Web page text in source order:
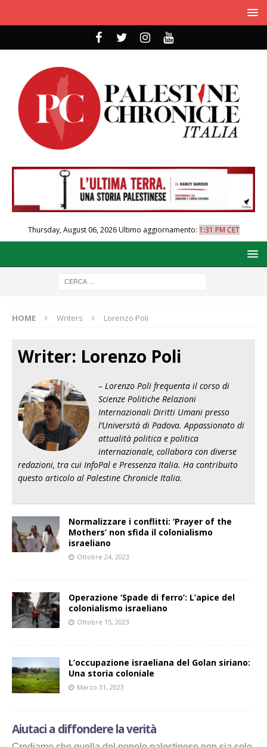
Thursday, August 06, 2026Ultimo aggiornamento: 1:31 PM CET
HOME Writers Lorenzo Poli
Writer: Lorenzo Poli
– Lorenzo Poli frequenta il corso di
Scienze Politiche Relazioni
Internazionali Diritti Umani presso
l’Università di Padova. Appassionato di
attualità politica e politica
internazionale, collabora con diverse
redazioni, tra cui InfoPal e Pressenza Italia. Ha contribuito
questo articolo al Palestine Chronicle Italia.
Normalizzare i conflitti: ‘Prayer of the
Mothers’ non sfida il colonialismo
israeliano
Ottobre 24, 2023
Operazione ‘Spade di ferro’: L’apice del
colonialismo israeliano
Ottobre 15, 2023
L’occupazione israeliana del Golan siriano:
Una storia coloniale
Marzo 31, 2023
Aiutaci a diffondere la verità